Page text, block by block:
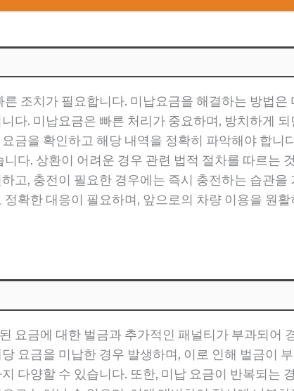
조치가 필요합니다. 미납요금을 해결하는 방법
다. 미납요금은 빠른 처리가 중요하며, 방치하게
금을 확인하고 해당 내역을 정확히 파악해야 합니
다. 상환이 어려운 경우 관련 법적 절차를 따르는
고, 충전이 필요한 경우에는 즉시 충전하는 습관
확한 대응이 필요하며, 앞으로의 차량 이용을 원
요금에 대한 벌금과 추가적인 패널티가 부과되어
요금을 미납한 경우 발생하며, 이로 인해 벌금이
다양할 수 있습니다. 또한, 미납 요금이 반복되는